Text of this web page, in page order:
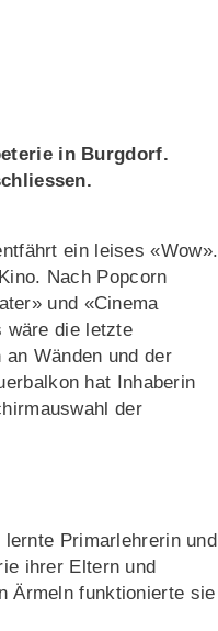
in Burgdorf.
ein leises «Wow».
Nach Popcorn
und «Cinema
wäre die letzte
Wänden und der
hat Inhaberin
der
Primarlehrerin und
ihrer Eltern und
Ärmeln funktionierte sie